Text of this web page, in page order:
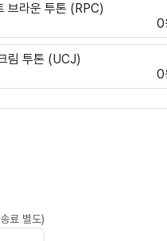
브라운 투톤 (RPC)
0
림 투톤 (UCJ)
0
료 별도)